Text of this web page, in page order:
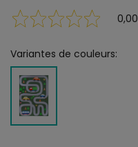
0,00
Variantes de couleurs: